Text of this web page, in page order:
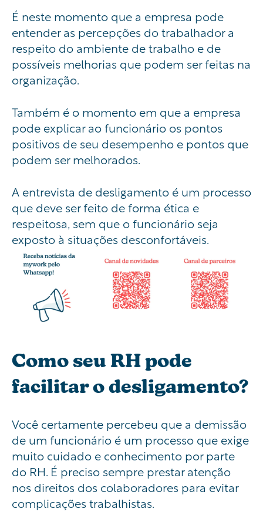
É neste momento que a empresa pode
entender as percepções do trabalhador a
respeito do ambiente de trabalho e de
possíveis melhorias que podem ser feitas na
organização.
Também é o momento em que a empresa
pode explicar ao funcionário os pontos
positivos de seu desempenho e pontos que
podem ser melhorados.
A entrevista de desligamento é um processo
que deve ser feito de forma ética e
respeitosa, sem que o funcionário seja
exposto à situações desconfortáveis.
Como seu RH pode
facilitar o desligamento?
Você certamente percebeu que a demissão
de um funcionário é um processo que exige
muito cuidado e conhecimento por parte
do RH. É preciso sempre prestar atenção
nos direitos dos colaboradores para evitar
complicações trabalhistas.